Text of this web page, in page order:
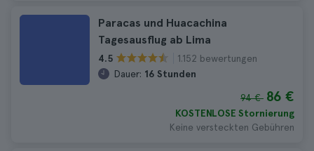
Paracas und Huacachina
Tagesausflug ab Lima
4.5
1.152 bewertungen
Dauer: 16 Stunden
94 € 86 €
KOSTENLOSE Stornierung
Keine versteckten Gebühren